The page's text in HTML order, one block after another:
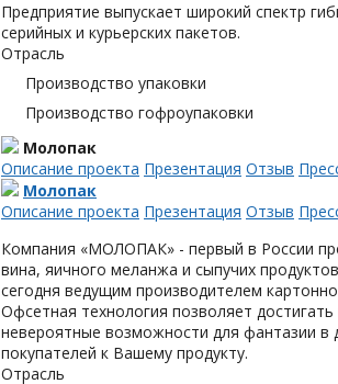
Предприятие выпускает широкий спектр
серийных и курьерских пакетов.
Отрасль
Производство упаковки
Производство гофроупаковки
Молопак
Описание проекта Презентация Отзыв
Молопак
Описание проекта Презентация Отзыв
Компания «МОЛОПАК» - первый в России
вина, яичного меланжа и сыпучих
сегодня ведущим производителем
Офсетная технология позволяет
невероятные возможности для фантазии в
покупателей к Вашему продукту.
Отрасль